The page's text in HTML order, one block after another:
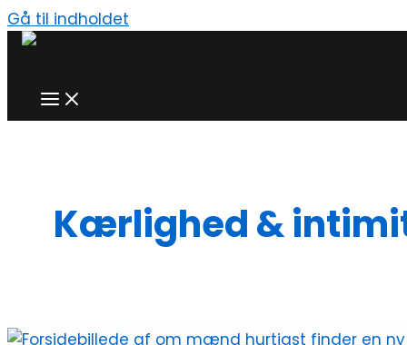
Gå til indholdet
Kærlighed &